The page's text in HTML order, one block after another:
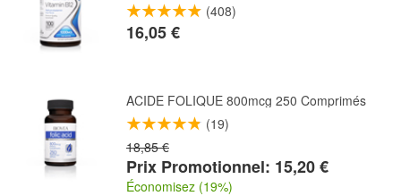
(408)
16,05 €
ACIDE FOLIQUE 800mcg 250 Comprimés
(19)
18,85 €
Prix Promotionnel: 15,20 €
Économisez (19%)